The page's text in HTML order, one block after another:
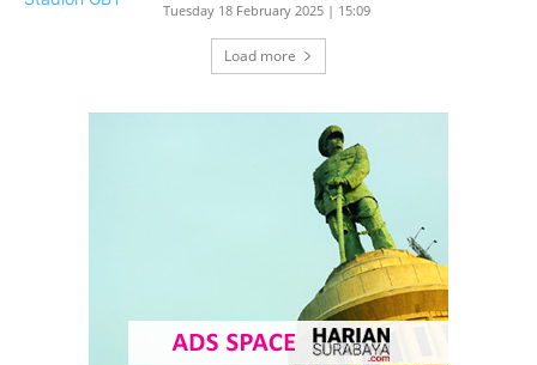
Tuesday 18 February 2025 | 15:09
Load more